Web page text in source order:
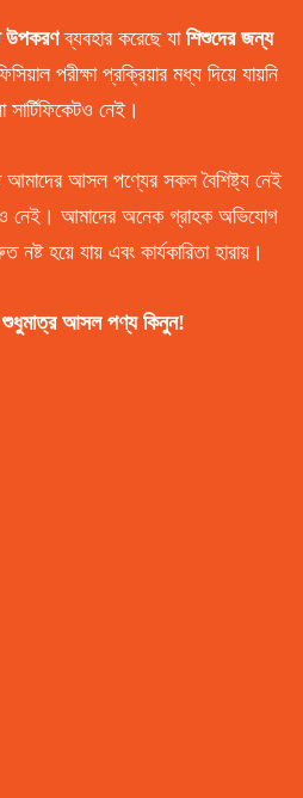
উপকরণব্যবহার করেছে যা শিশুদের জন্য
পরীক্ষা প্রক্রিয়ার মধ্য দিয়ে যায়নি
নেই।
আসল পণ্যের সকল বৈশিষ্ট্য নেই
নেই। আমাদের অনেক গ্রাহক অভিযোগ
হয়ে যায় এবং কার্যকারিতা হারায়।
শুধুমাত্র আসল পণ্য কিনুন!